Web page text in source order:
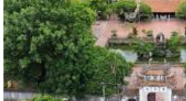
cho người có công nhân kỷ niệm 79...
Hội đồng nhân dân xã Cẩm Giang tổ
thường lệ giữa năm 2026)
Đảng ủy xã Cẩm Giang tổ chức thăm,
quyền của đồng chí Giám đốc Công...